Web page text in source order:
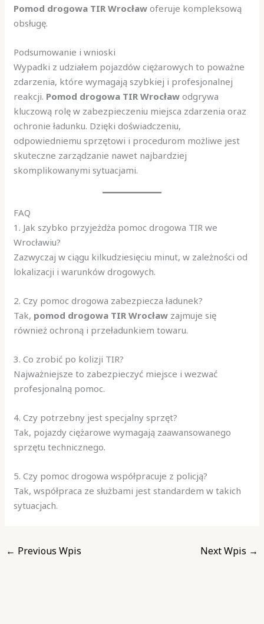
Pomod drogowa TIR Wrocław oferuje kompleksową
obsługę.
Podsumowanie i wnioski
Wypadki z udziałem pojazdów ciężarowych to poważne
zdarzenia, które wymagają szybkiej i profesjonalnej
reakcji. Pomod drogowa TIR Wrocław odgrywa
kluczową rolę w zabezpieczeniu miejsca zdarzenia oraz
ochronie ładunku. Dzięki doświadczeniu,
odpowiedniemu sprzętowi i procedurom możliwe jest
skuteczne zarządzanie nawet najbardziej
skomplikowanymi sytuacjami.
FAQ
1. Jak szybko przyjeżdża pomoc drogowa TIR we
Wrocławiu?
Zazwyczaj w ciągu kilkudziesięciu minut, w zależności od
lokalizacji i warunków drogowych.
2. Czy pomoc drogowa zabezpiecza ładunek?
Tak, pomod drogowa TIR Wrocław zajmuje się
również ochroną i przeładunkiem towaru.
3. Co zrobić po kolizji TIR?
Najważniejsze to zabezpieczyć miejsce i wezwać
profesjonalną pomoc.
4. Czy potrzebny jest specjalny sprzęt?
Tak, pojazdy ciężarowe wymagają zaawansowanego
sprzętu technicznego.
5. Czy pomoc drogowa współpracuje z policją?
Tak, współpraca ze służbami jest standardem w takich
sytuacjach.
← Previous Wpis Next Wpis →